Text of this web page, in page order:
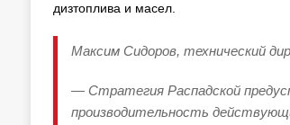
дизтоплива и масел.
Максим Сидоров, технический
— Стратегия Распадской
производительность